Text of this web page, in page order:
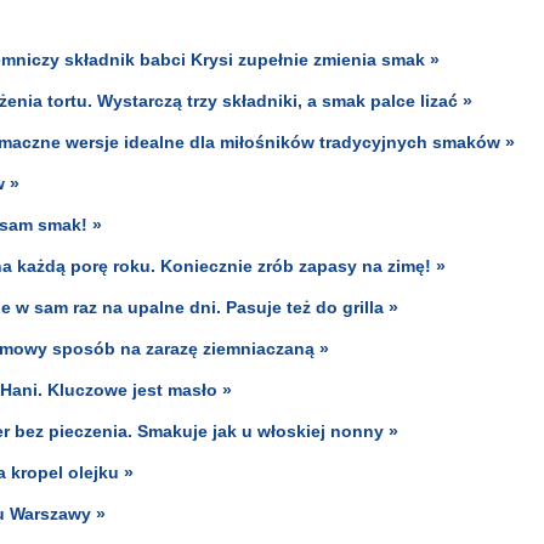
składnik babci Krysi zupełnie zmienia smak »
tortu. Wystarczą trzy składniki, a smak palce lizać »
wersje idealne dla miłośników tradycyjnych smaków »
»
smak! »
każdą porę roku. Koniecznie zrób zapasy na zimę! »
w sam raz na upalne dni. Pasuje też do grilla »
sposób na zarazę ziemniaczaną »
Kluczowe jest masło »
pieczenia. Smakuje jak u włoskiej nonny »
kropel olejku »
Warszawy »